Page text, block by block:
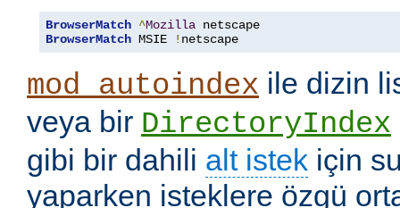
BrowserMatch ^Mozilla
BrowserMatch MSIE ! netscape
mod_autoindex ile dizin
veya bir DirectoryIndex
gibi bir dahili alt istek için
yaparken isteklere özgü